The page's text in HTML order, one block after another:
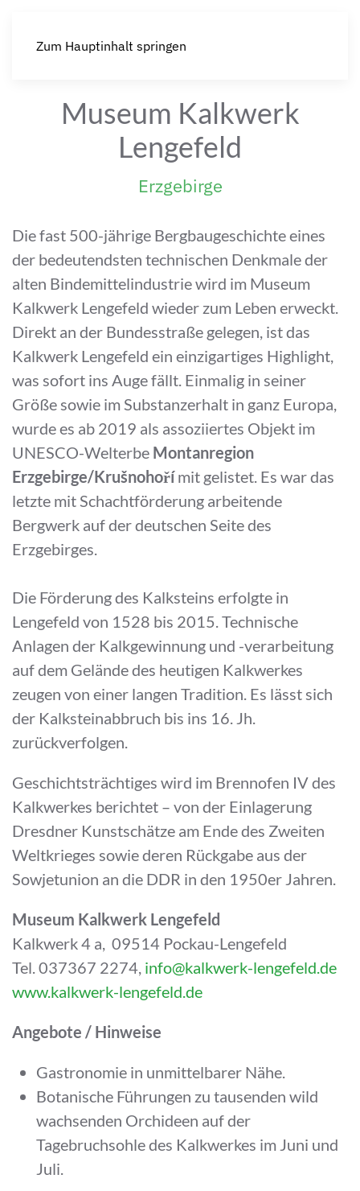
Zum Hauptinhalt springen
Museum Kalkwerk
Lengefeld
Erzgebirge
Die fast 500-jährige Bergbaugeschichte eines
der bedeutendsten technischen Denkmale der
alten Bindemittelindustrie wird im Museum
Kalkwerk Lengefeld wieder zum Leben erweckt.
Direkt an der Bundesstraße gelegen, ist das
Kalkwerk Lengefeld ein einzigartiges Highlight,
was sofort ins Auge fällt. Einmalig in seiner
Größe sowie im Substanzerhalt in ganz Europa,
wurde es ab 2019 als assoziiertes Objekt im
UNESCO-Welterbe Montanregion
Erzgebirge/Krušnohořímit gelistet. Es war das
letzte mit Schachtförderung arbeitende
Bergwerk auf der deutschen Seite des
Erzgebirges.
Die Förderung des Kalksteins erfolgte in
Lengefeld von 1528 bis 2015. Technische
Anlagen der Kalkgewinnung und -verarbeitung
auf dem Gelände des heutigen Kalkwerkes
zeugen von einer langen Tradition. Es lässt sich
der Kalksteinabbruch bis ins 16. Jh.
zurückverfolgen.
Geschichtsträchtiges wird im Brennofen IV des
Kalkwerkes berichtet – von der Einlagerung
Dresdner Kunstschätze am Ende des Zweiten
Weltkrieges sowie deren Rückgabe aus der
Sowjetunion an die DDR in den 1950er Jahren.
Museum Kalkwerk Lengefeld
Kalkwerk 4 a, 09514 Pockau-Lengefeld
Tel. 037367 2274, info@kalkwerk-lengefeld.de
www.kalkwerk-lengefeld.de
Angebote / Hinweise
Gastronomie in unmittelbarer Nähe.
Botanische Führungen zu tausenden wild
wachsenden Orchideen auf der
Tagebruchsohle des Kalkwerkes im Juni und
Juli.